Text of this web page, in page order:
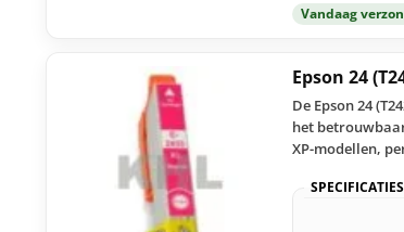
Vandaag
Epson 24
De Epson 24
het
XP-modellen,
SPECIFICATIES